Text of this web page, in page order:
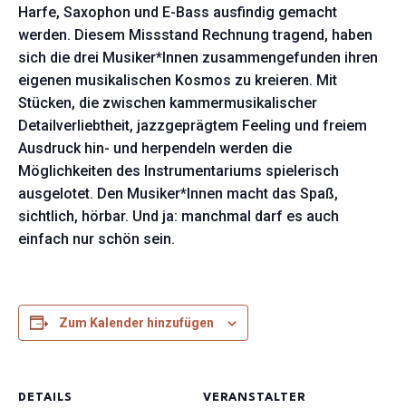
Harfe, Saxophon und E-Bass ausfindig gemacht
werden. Diesem Missstand Rechnung tragend, haben
sich die drei Musiker*Innen zusammengefunden ihren
eigenen musikalischen Kosmos zu kreieren. Mit
Stücken, die zwischen kammermusikalischer
Detailverliebtheit, jazzgeprägtem Feeling und freiem
Ausdruck hin- und herpendeln werden die
Möglichkeiten des Instrumentariums spielerisch
ausgelotet. Den Musiker*Innen macht das Spaß,
sichtlich, hörbar. Und ja: manchmal darf es auch
einfach nur schön sein.
Zum Kalender hinzufügen
DETAILS VERANSTALTER